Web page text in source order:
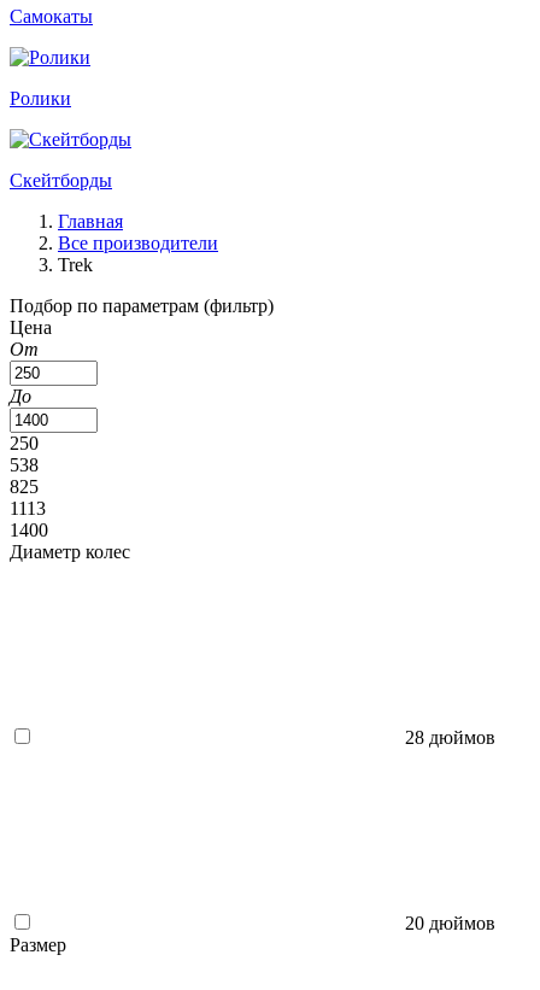
Самокаты
Ролики
Скейтборды
Главная
Все производители
Trek
Подбор по параметрам (фильтр)
Цена
От
До
250
538
825
1113
1400
Диаметр колес
28 дюймов
20 дюймов
Размер